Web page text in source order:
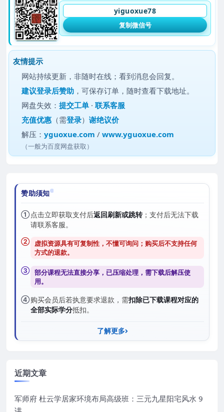
yiguoxue78
复制微信号
友情提示
网站持续更新，非随时在线；看到消息会回复。
建议登录后赞助 ，可保存订单，随时查看下载地址。
网盘失效：提交工单 ·联系客服
充值优惠 （需登录）谢绝议价
解压：yguoxue.com /www.yguoxue.com
（一般为百度网盘获取）
赞助须知
①点击立即获取支付后返回刷新或跳转；支付后无法下载
请联系客服。
② 虚拟资源具有可复制性，不懂可询问；购买后不支持任何
方式的退款。
③ 部分课程无法直接分享，已压缩处理，需下载后解压使
用。
④购买会员后若执意要求退款，需扣除已下载课程对应的
全部实际学分抵扣。
了解更多
近期文章
军师府 杜云学居家环境布局高级班：三元九星阳宅风水 9